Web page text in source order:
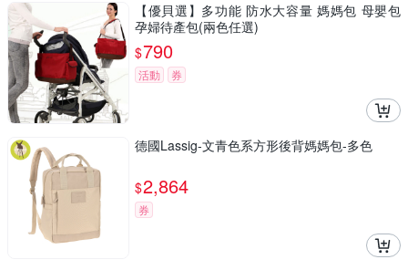
【優貝選】多功能 防水大容量 媽媽包 母嬰包
孕婦待產包(兩色任選)
$790
活動 券
德國Lassig-文青色系方形後背媽媽包-多色
$2,864
券